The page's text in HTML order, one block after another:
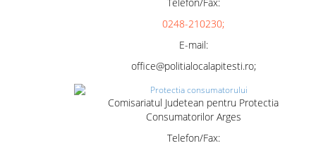
0248-210230;
E-mail:
office@politialocalapitesti.ro;
Comisariatul Judetean pentru Protectia
Consumatorilor Arges
Telefon/Fax: